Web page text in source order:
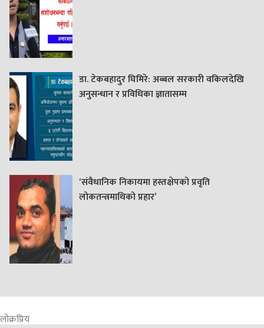
डा. टेकबहादुर घिमिरे: अब्बल सरकारी वकिलदेखि
अनुसन्धान र प्रविधिका ज्ञातासम्म
‘संवैधानिक निकायमा हस्तक्षेपको प्रवृति
लोकतन्त्रमाथिको प्रहार’
लोक्रप्रिय